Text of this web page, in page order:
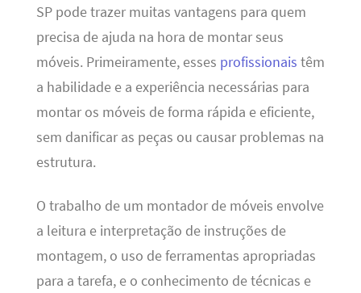
SP pode trazer muitas vantagens para quem
precisa de ajuda na hora de montar seus
móveis. Primeiramente, esses profissionais têm
a habilidade e a experiência necessárias para
montar os móveis de forma rápida e eficiente,
sem danificar as peças ou causar problemas na
estrutura.
O trabalho de um montador de móveis envolve
a leitura e interpretação de instruções de
montagem, o uso de ferramentas apropriadas
para a tarefa, e o conhecimento de técnicas e